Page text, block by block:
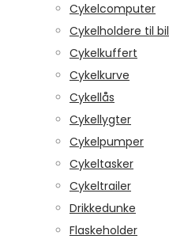
Cykelcomputer
Cykelholdere til bil
Cykelkuffert
Cykelkurve
Cykellås
Cykellygter
Cykelpumper
Cykeltasker
Cykeltrailer
Drikkedunke
Flaskeholder